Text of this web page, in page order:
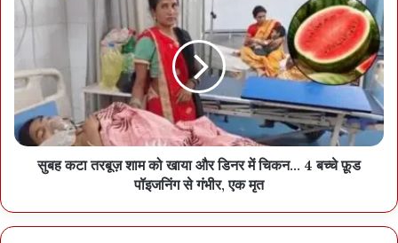
सुबह कटा तरबूज़ शाम को खाया और डिनर में चिकन… 4 बच्चे फ़ूड
पॉइजनिंग से गंभीर, एक मृत